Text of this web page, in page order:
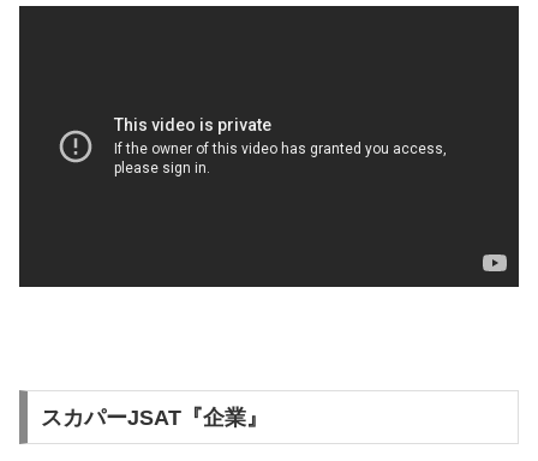
スカパーJSAT『企業』